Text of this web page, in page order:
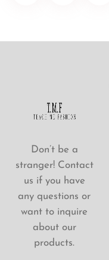
Don’t be a
stranger! Contact
us if you have
any questions or
want to inquire
about our
products.